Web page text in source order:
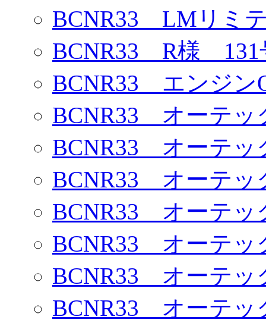
BCNR33 LMリミ
BCNR33 R様 131
BCNR33 エンジ
BCNR33 オーテ
BCNR33 オーテ
BCNR33 オーテ
BCNR33 オーテ
BCNR33 オーテ
BCNR33 オーテ
BCNR33 オーテ